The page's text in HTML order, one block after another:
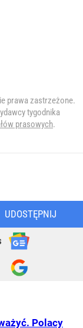
prawa zastrzeżone.
tygodnika
prasowych.
UDOSTĘPNIJ
Polacy